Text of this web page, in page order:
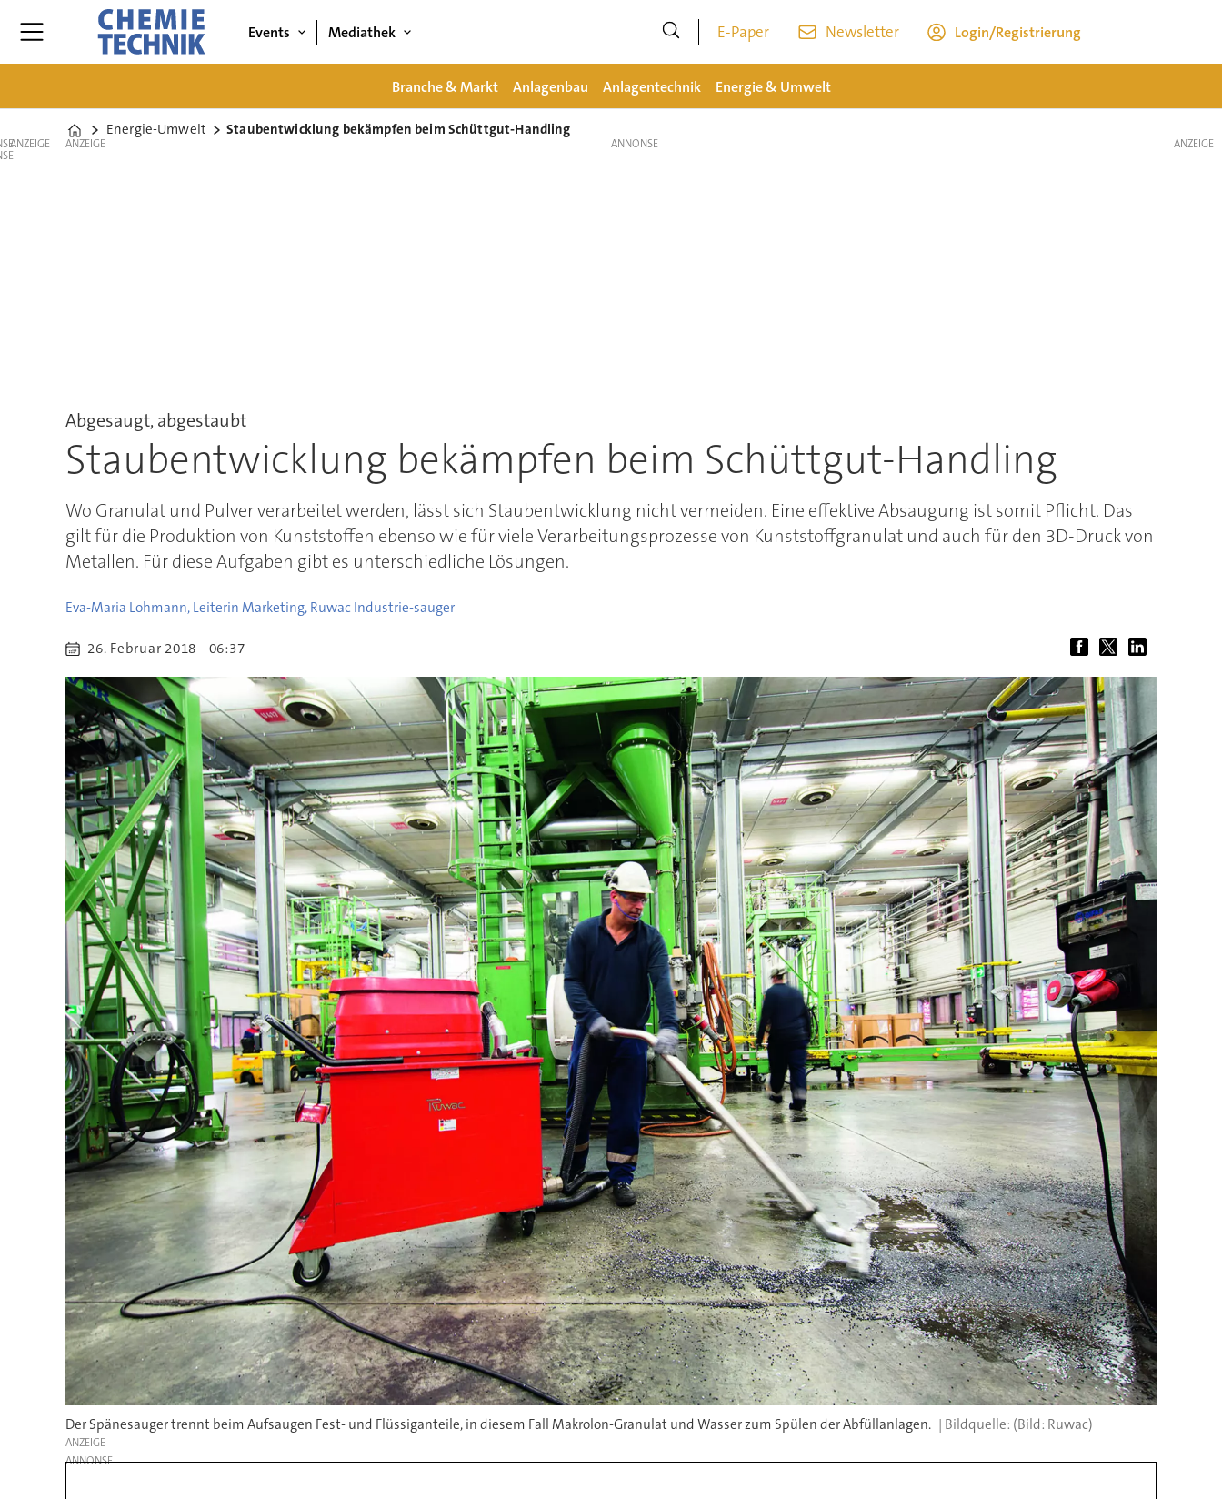
Events Mediathek E-Paper Newsletter Login/Registrierung
Branche & Markt Anlagenbau Anlagentechnik Energie & Umwelt
Home
Energie-Umwelt Staubentwicklung bekämpfen beim Schüttgut-Handling
ANZEIGE ANZEIGE
Abgesaugt, abgestaubt
Staubentwicklung bekämpfen beim Schüttgut-Handling
Wo Granulat und Pulver verarbeitet werden, lässt sich Staubentwicklung nicht vermeiden. Eine effektive Absaugung ist somit Pflicht. Das
gilt für die Produktion von Kunststoffen ebenso wie für viele Verarbeitungsprozesse von Kunststoffgranulat und auch für den 3D-Druck von
Metallen. Für diese Aufgaben gibt es unterschiedliche Lösungen.
Eva-Maria Lohmann, Leiterin Marketing, Ruwac Industrie-sauger
26. Februar 2018 - 06:37
Der Spänesauger trennt beim Aufsaugen Fest- und Flüssiganteile, in diesem Fall Makrolon-Granulat und Wasser zum Spülen der Abfüllanlagen. (Bild: Ruwac)
ANZEIGE
ANZEIGE